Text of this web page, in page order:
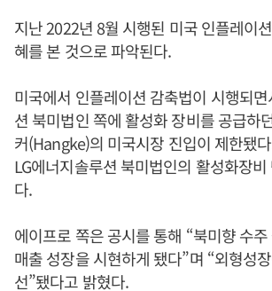
지난 2022년 8월 시행된 미국 인플레이
혜를 본 것으로 파악된다.
미국에서 인플레이션 감축법이 시행되
션 북미법인 쪽에 활성화 장비를 공급하
커(Hangke)의 미국시장 진입이 제한됐
LG에너지솔루션 북미법인의 활성화장
다.
에이프로 쪽은 공시를 통해 “북미향 수
매출 성장을 시현하게 됐다”며 “외형성
선”됐다고 밝혔다.